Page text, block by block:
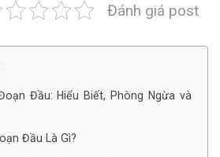
Đánh giá post
Đầu: Hiểu Biết, Phòng Ngừa và
Đầu Là Gì?